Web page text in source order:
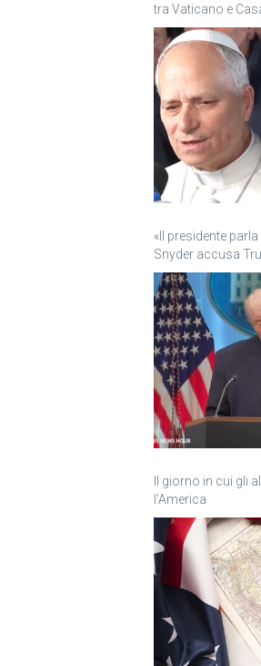
tra Vaticano e
«Il presidente
Snyder accusa
Il giorno in cui gli
l’America